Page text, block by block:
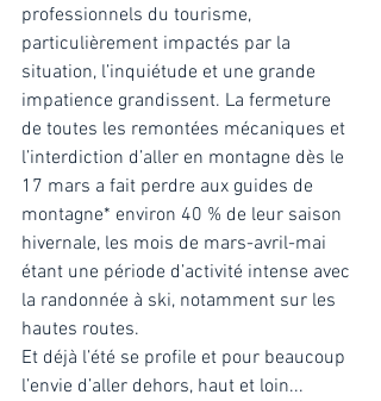
professionnels du tourisme,
particulièrement impactés par la
situation, l’inquiétude et une grande
impatience grandissent. La fermeture
de toutes les remontées mécaniques et
l’interdiction d’aller en montagne dès le
17 mars a fait perdre aux guides de
montagne* environ 40 % de leur saison
hivernale, les mois de mars-avril-mai
étant une période d’activité intense avec
la randonnée à ski, notamment sur les
hautes routes.
Et déjà l’été se profile et pour beaucoup
l’envie d’aller dehors, haut et loin...